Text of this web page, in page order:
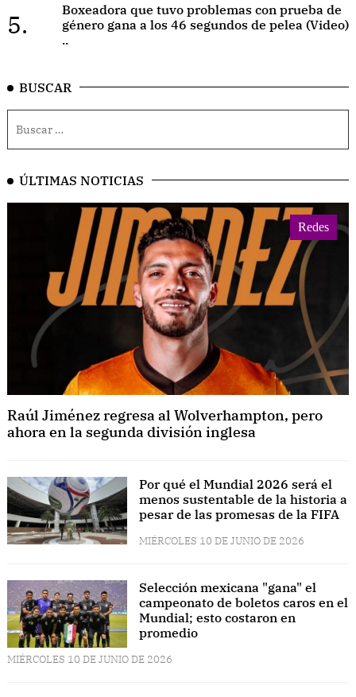
5.
Boxeadora que tuvo problemas con prueba de
género gana a los 46 segundos de pelea (Video)
..
BUSCAR
ÚLTIMAS NOTICIAS
Redes
Raúl Jiménez regresa al Wolverhampton, pero
ahora en la segunda división inglesa
Por qué el Mundial 2026 será el
menos sustentable de la historia a
pesar de las promesas de la FIFA
MIÉRCOLES 10 DE JUNIO DE 2026
Selección mexicana "gana" el
campeonato de boletos caros en el
Mundial; esto costaron en
promedio
MIÉRCOLES 10 DE JUNIO DE 2026